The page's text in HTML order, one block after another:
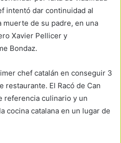
intentó dar continuidad al
de su padre, en una
Xavier Pellicer y
Bondaz.
chef catalán en conseguir 3
restaurante. El Racó de Can
referencia culinario y un
cocina catalana en un lugar de